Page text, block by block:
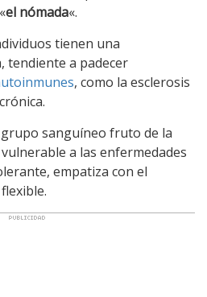
el nómada«.
tienen una
tendiente a padecer
, como la esclerosis
sanguíneo fruto de la
a las enfermedades
empatiza con el